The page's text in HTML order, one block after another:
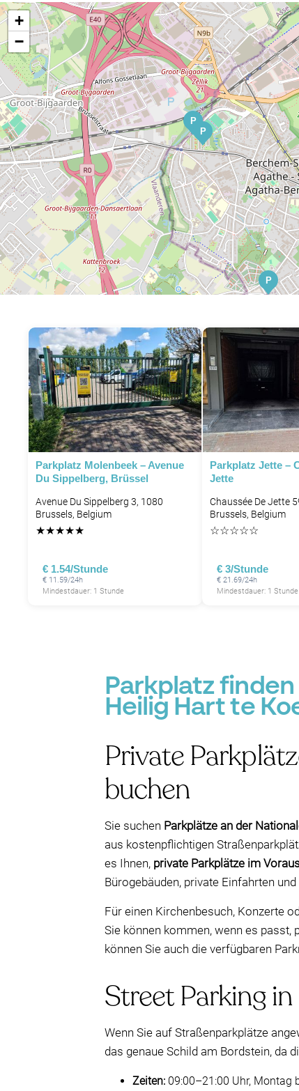
P
P
P
+
−
Parkplatz Molenbeek – Avenue
Du Sippelberg, Brüssel
Avenue Du Sippelberg 3, 1080
Brussels, Belgium
★★★★★
€ 1.54/Stunde
€ 11.59/24h
Mindestdauer: 1 Stunde
Parkplatz Jette –
Jette
Chaussée De Jette
Brussels, Belgium
☆☆☆☆☆
€ 3/Stunde
€ 21.69/24h
Mindestdauer: 1 Stunde
Parkplatz
Heilig Hart te
Private
buchen
Sie suchen Parkplätze an der
aus kostenpflichtigen
es Ihnen, private Parkplätze im
Bürogebäuden, private Einfahrten
Für einen Kirchenbesuch, Konzerte
Sie können kommen, wenn es passt,
können Sie auch die verfügbaren
Street Parking
Wenn Sie auf Straßenparkplätze
das genaue Schild am Bordstein, da
Zeiten: 09:00–21:00 Uhr, Montag